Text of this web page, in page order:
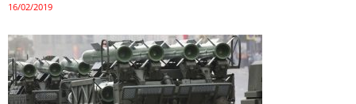
16/02/2019